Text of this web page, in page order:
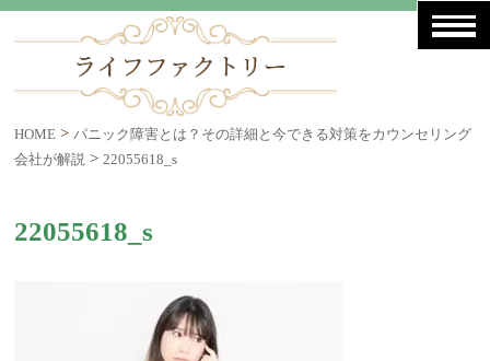
HOME >パニック障害とは？その詳細と今できる対策をカウンセリング
会社が解説 >22055618_s
22055618_s